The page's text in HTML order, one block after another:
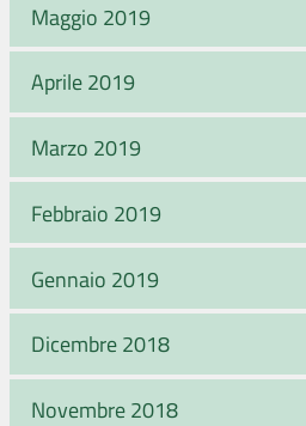
Maggio 2019
Aprile 2019
Marzo 2019
Febbraio 2019
Gennaio 2019
Dicembre 2018
Novembre 2018